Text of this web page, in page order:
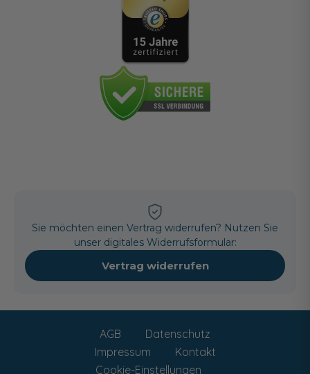
Sie möchten einen Vertrag widerrufen? Nutzen Sie
unser digitales Widerrufsformular:
Vertrag widerrufen
AGB
Datenschutz
Impressum
Kontakt
Cookie-Einstellungen